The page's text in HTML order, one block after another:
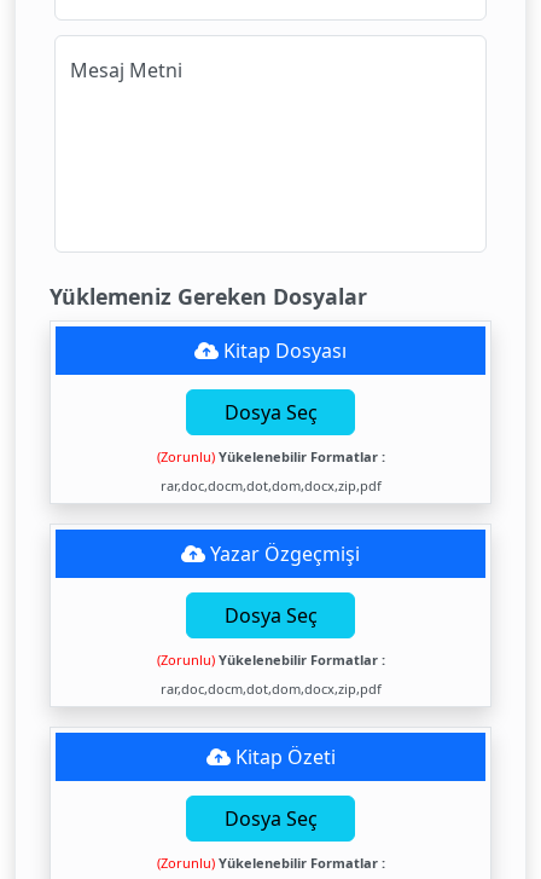
Mesaj Metni
Yüklemeniz Gereken Dosyalar
Kitap Dosyası
Dosya Seç
(Zorunlu) Yükelenebilir Formatlar :
rar,doc,docm,dot,dom,docx,zip,pdf
Yazar Özgeçmişi
Dosya Seç
(Zorunlu) Yükelenebilir Formatlar :
rar,doc,docm,dot,dom,docx,zip,pdf
Kitap Özeti
Dosya Seç
(Zorunlu) Yükelenebilir Formatlar :